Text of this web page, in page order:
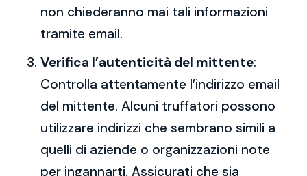
non chiederanno mai tali informazioni
tramite email.
Verifica l’autenticità del mittente:
Controlla attentamente l’indirizzo email
del mittente. Alcuni truffatori possono
utilizzare indirizzi che sembrano simili a
quelli di aziende o organizzazioni note
per ingannarti. Assicurati che sia